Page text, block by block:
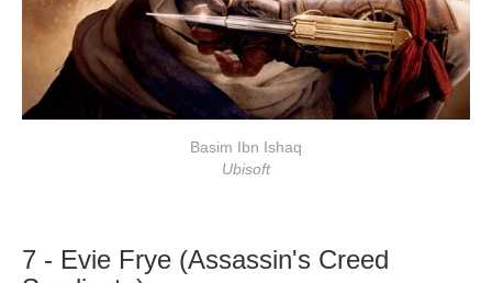
Basim Ibn Ishaq
Ubisoft
7 - Evie Frye (Assassin's Creed